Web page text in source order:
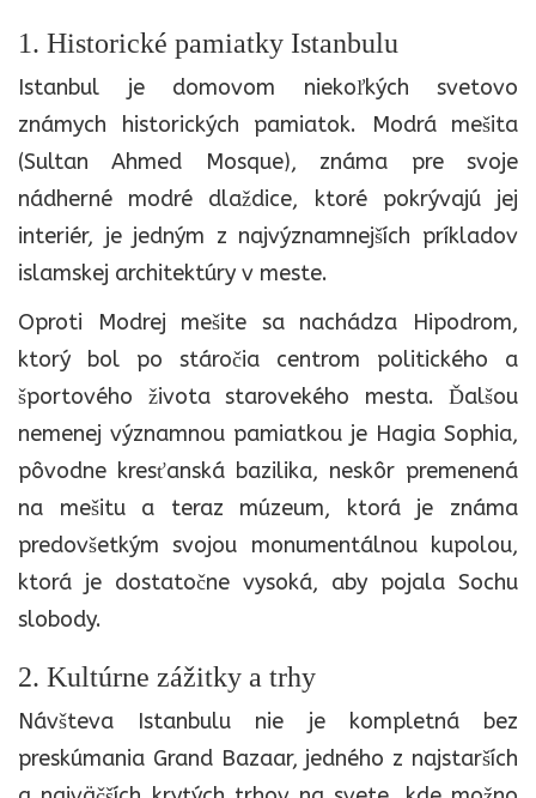
1. Historické pamiatky Istanbulu
Istanbul je domovom niekoľkých svetovo
známych historických pamiatok. Modrá mešita
(Sultan Ahmed Mosque), známa pre svoje
nádherné modré dlaždice, ktoré pokrývajú jej
interiér, je jedným z najvýznamnejších príkladov
islamskej architektúry v meste.
Oproti Modrej mešite sa nachádza Hipodrom,
ktorý bol po stáročia centrom politického a
športového života starovekého mesta. Ďalšou
nemenej významnou pamiatkou je Hagia Sophia,
pôvodne kresťanská bazilika, neskôr premenená
na mešitu a teraz múzeum, ktorá je známa
predovšetkým svojou monumentálnou kupolou,
ktorá je dostatočne vysoká, aby pojala Sochu
slobody.
2. Kultúrne zážitky a trhy
Návšteva Istanbulu nie je kompletná bez
preskúmania Grand Bazaar, jedného z najstarších